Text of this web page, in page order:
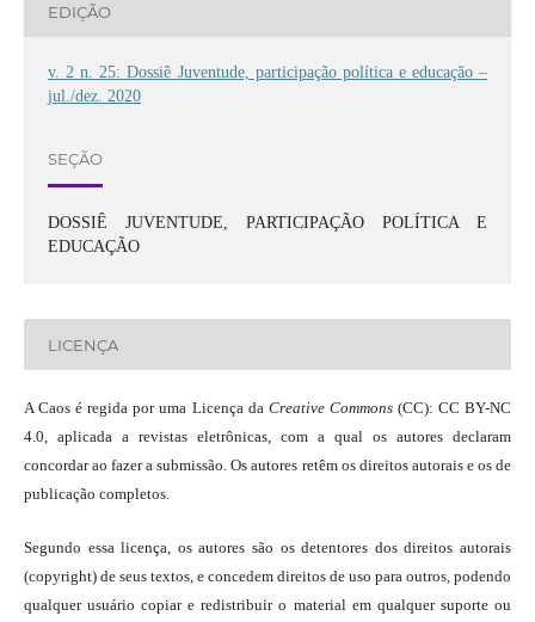
EDIÇÃO
v. 2 n. 25: Dossiê Juventude, participação política e educação –
jul./dez. 2020
SEÇÃO
DOSSIÊ JUVENTUDE, PARTICIPAÇÃO POLÍTICA E
EDUCAÇÃO
LICENÇA
A Caos é regida por uma Licença da Creative Commons(CC): CC BY-NC
4.0, aplicada a revistas eletrônicas, com a qual os autores declaram
concordar ao fazer a submissão. Os autores retêm os direitos autorais e os de
publicação completos.
Segundo essa licença, os autores são os detentores dos direitos autorais
(copyright) de seus textos, e concedem direitos de uso para outros, podendo
qualquer usuário copiar e redistribuir o material em qualquer suporte ou